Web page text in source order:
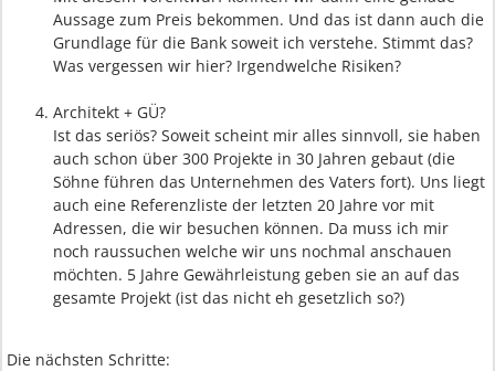
Aussage zum Preis bekommen. Und das ist dann auch die
Grundlage für die Bank soweit ich verstehe. Stimmt das?
Was vergessen wir hier? Irgendwelche Risiken?
Architekt + GÜ?
Ist das seriös? Soweit scheint mir alles sinnvoll, sie haben
auch schon über 300 Projekte in 30 Jahren gebaut (die
Söhne führen das Unternehmen des Vaters fort). Uns liegt
auch eine Referenzliste der letzten 20 Jahre vor mit
Adressen, die wir besuchen können. Da muss ich mir
noch raussuchen welche wir uns nochmal anschauen
möchten. 5 Jahre Gewährleistung geben sie an auf das
gesamte Projekt (ist das nicht eh gesetzlich so?)
Die nächsten Schritte: